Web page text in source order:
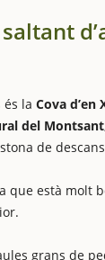
la Cova d’en
del Montsant
de
que està molt
grans de